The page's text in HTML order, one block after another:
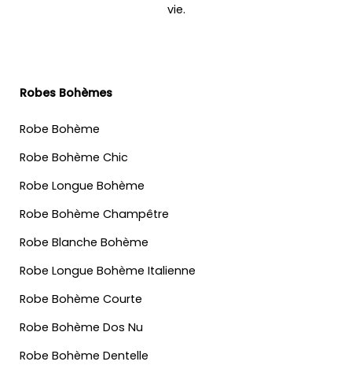
vie.
Robes Bohèmes
Robe Bohème
Robe Bohème Chic
Robe Longue Bohème
Robe Bohème Champêtre
Robe Blanche Bohème
Robe Longue Bohème Italienne
Robe Bohème Courte
Robe Bohème Dos Nu
Robe Bohème Dentelle